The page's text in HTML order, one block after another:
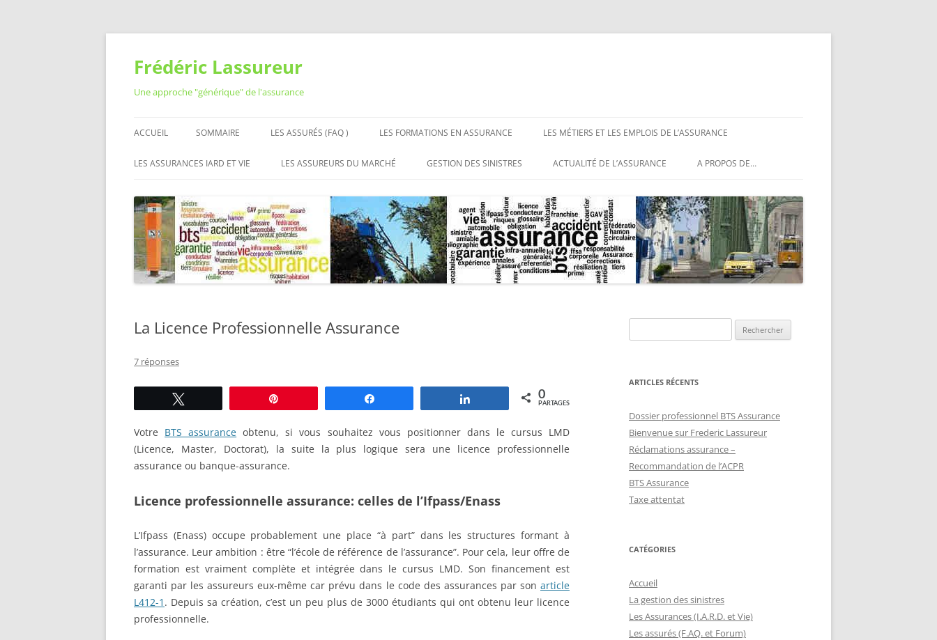
Aller
contenu
Frédéric Lassureur
Une approche "générique" de l'assurance
ACCUEIL SOMMAIRE LES ASSURÉS (FAQ )
RÉSILIER LES ASSURANCES
ASSURANCE
LES FORMATIONS EN ASSURANCE
BTS ASSURANCE BAC + 2
ASSURANCE BAC + 3
MASTERS ASSURANCE BAC + 5
LES MÉTIERS ET LES EMPLOIS DE L’ASSURANCE
LES MÉTIERS DE L’ASSURANCE
LES ASSURANCES IARD ET VIE
ASSURANCE HABITATION
MUTUELLE SANTÉ
ASSURANCE VIE
ASSURANCE PROFESSIONNELLE
LES ASSUREURS DU MARCHÉ
L’ASSURANCE
LES ORGANISATIONS
PROFESSIONNELLES DE
L’ASSURANCE
GESTION DES SINISTRES ACTUALITÉ DE L’ASSURANCE A PROPOS DE…
La Licence Professionnelle Assurance
7 réponses
0
PARTAGES
Votre BTS assurance obtenu, si vous souhaitez vous positionner dans le cursus LMD
(Licence, Master, Doctorat), la suite la plus logique sera une licence professionnelle
assurance ou banque-assurance.
Licence professionnelle assurance: celles de l’Ifpass/Enass
L’Ifpass (Enass) occupe probablement une place “à part” dans les structures formant à
l’assurance. Leur ambition : être “l’école de référence de l’assurance”. Pour cela, leur offre de
formation est vraiment complète et intégrée dans le cursus LMD. Son financement est
garanti par les assureurs eux-même car prévu dans le code des assurances par son article
L412-1 . Depuis sa création, c’est un peu plus de 3000 étudiants qui ont obtenu leur licence
professionnelle.
ARTICLES RÉCENTS
Dossier professionnel BTS Assurance
Bienvenue sur Frederic Lassureur
Réclamations assurance –
Recommandation de l’ACPR
BTS Assurance
Taxe attentat
CATÉGORIES
Accueil
La gestion des sinistres
Les Assurances (I.A.R.D. et Vie)
Les assurés (F.AQ. et Forum)